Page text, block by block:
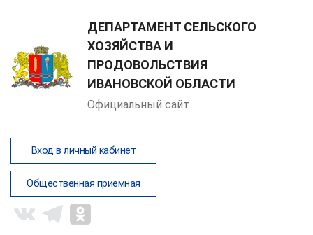
ДЕПАРТАМЕНТ СЕЛЬСКОГО
ХОЗЯЙСТВА И
ПРОДОВОЛЬСТВИЯ
ИВАНОВСКОЙ ОБЛАСТИ
Официальный сайт
Вход в личный кабинет
Общественная приемная